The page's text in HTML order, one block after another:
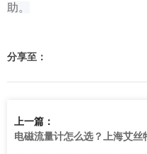
助。
分享至：
上一篇：
电磁流量计怎么选？上海艾丝